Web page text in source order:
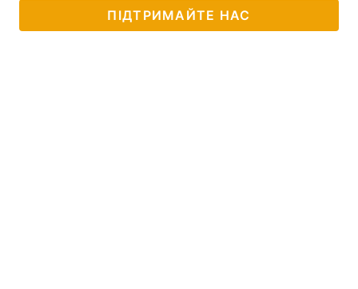
ПІДТРИМАЙТЕ НАС